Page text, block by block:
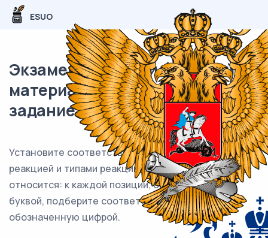
ESUO
Экзаменационный (типовой)
материал ЕГЭ / Химия / 17
задание (25) / 27
Установите соответствие между химической
реакцией и типами реакций, к которым она
относится: к каждой позиции, обозначенной
буквой, подберите соответствующую позицию,
обозначенную цифрой.